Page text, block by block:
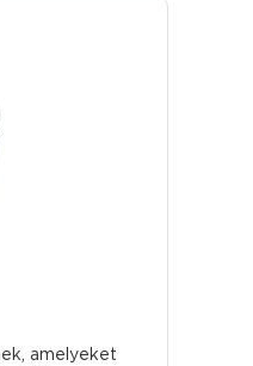
amelyeket